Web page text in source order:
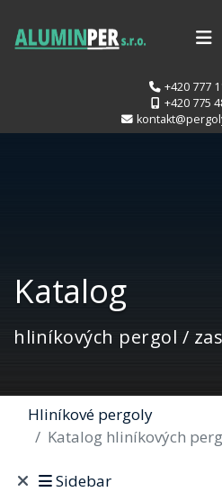
+420 777
+420 775
Katalog
hliníkových pergol /
Hliníkové pergoly
Katalog hliníkových
Sidebar